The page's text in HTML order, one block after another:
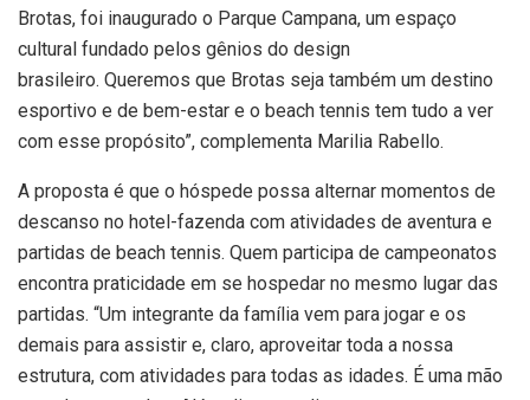
Brotas, foi inaugurado o Parque Campana, um espaço
cultural fundado pelos gênios do design
brasileiro. Queremos que Brotas seja também um destino
esportivo e de bem-estar e o beach tennis tem tudo a ver
com esse propósito”, complementa Marilia Rabello.
A proposta é que o hóspede possa alternar momentos de
descanso no hotel-fazenda com atividades de aventura e
partidas de beach tennis. Quem participa de campeonatos
encontra praticidade em se hospedar no mesmo lugar das
partidas. “Um integrante da família vem para jogar e os
demais para assistir e, claro, aproveitar toda a nossa
estrutura, com atividades para todas as idades. É uma mão